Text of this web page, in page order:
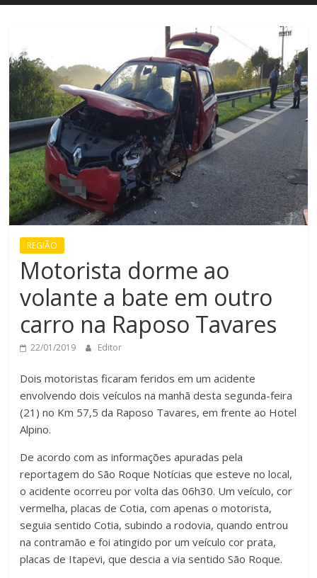
REGIÃO
Motorista dorme ao
volante a bate em outro
carro na Raposo Tavares
22/01/2019 Editor
Dois motoristas ficaram feridos em um acidente
envolvendo dois veículos na manhã desta segunda-feira
(21) no Km 57,5 da Raposo Tavares, em frente ao Hotel
Alpino.
De acordo com as informações apuradas pela
reportagem do São Roque Notícias que esteve no local,
o acidente ocorreu por volta das 06h30. Um veículo, cor
vermelha, placas de Cotia, com apenas o motorista,
seguia sentido Cotia, subindo a rodovia, quando entrou
na contramão e foi atingido por um veículo cor prata,
placas de Itapevi, que descia a via sentido São Roque.